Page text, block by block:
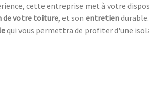
cette entreprise met à votre
votre toiture, et son entretien
qui vous permettra de profiter d'une